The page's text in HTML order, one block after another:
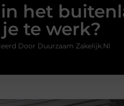
het
te werk?
Door Duurzaam Zakelijk.nl